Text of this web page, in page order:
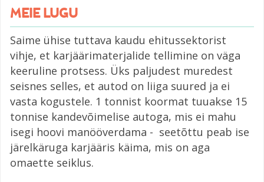
MEIE LUGU
Saime ühise tuttava kaudu ehitussektorist
vihje, et karjäärimaterjalide tellimine on väga
keeruline protsess. Üks paljudest muredest
seisnes selles, et autod on liiga suured ja ei
vasta kogustele. 1 tonnist koormat tuuakse 15
tonnise kandevõimelise autoga, mis ei mahu
isegi hoovi manööverdama - seetõttu peab ise
järelkäruga karjääris käima, mis on aga
omaette seiklus.